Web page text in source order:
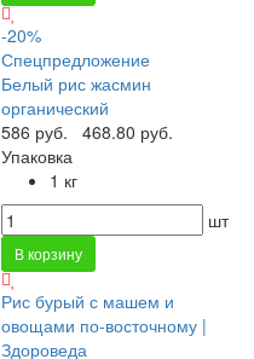
-20%
Спецпредложение
Белый рис жасмин
органический
586 руб.
468.80 руб.
Упаковка
1 кг
шт
В корзину
Рис бурый с машем и
овощами по-восточному |
Здороведа